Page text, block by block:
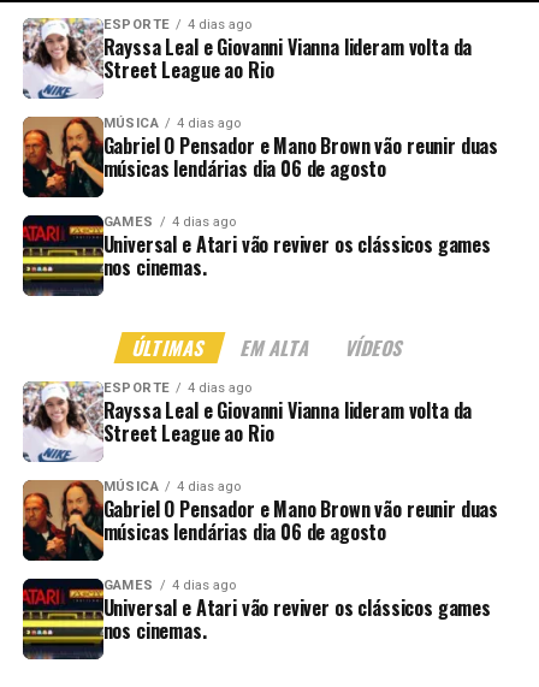
ESPORTE 4 dias ago
Rayssa Leal e Giovanni Vianna lideram volta da
Street League ao Rio
MÚSICA 4 dias ago
Gabriel O Pensador e Mano Brown vão reunir duas
músicas lendárias dia 06 de agosto
GAMES 4 dias ago
Universal e Atari vão reviver os clássicos games
nos cinemas.
ÚLTIMAS EM ALTA VÍDEOS
ESPORTE 4 dias ago
Rayssa Leal e Giovanni Vianna lideram volta da
Street League ao Rio
MÚSICA 4 dias ago
Gabriel O Pensador e Mano Brown vão reunir duas
músicas lendárias dia 06 de agosto
GAMES 4 dias ago
Universal e Atari vão reviver os clássicos games
nos cinemas.